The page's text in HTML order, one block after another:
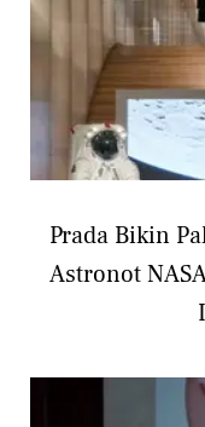
Prada Bikin
Astronot